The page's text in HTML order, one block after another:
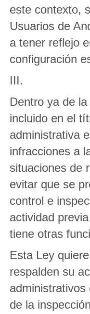
este contexto,
Usuarios de
a tener reflejo
configuración
III.
Dentro ya de
incluido en el
administrativa
infracciones a
situaciones de
evitar que se
control e
actividad
tiene otras
Esta Ley
respalden su
de la